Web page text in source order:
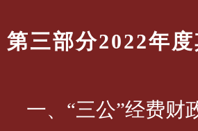
第三部分2022年度
一、“三公”经费财